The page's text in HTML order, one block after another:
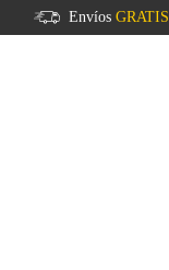
Envíos GRATIS